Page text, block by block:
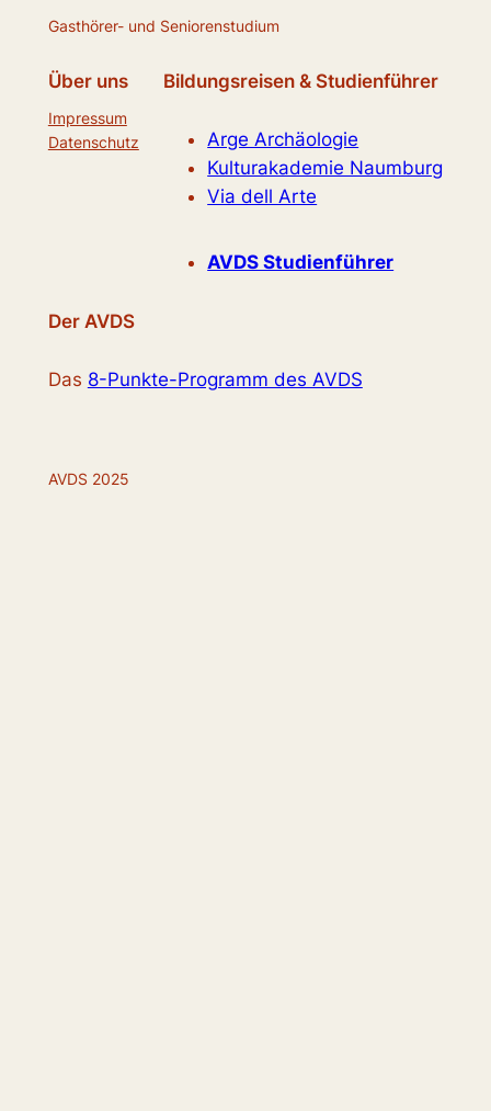
Gasthörer- und Seniorenstudium
Über uns
Impressum
Datenschutz
Bildungsreisen & Studienführer
Arge Archäologie
Kulturakademie Naumburg
Via dell Arte
AVDS Studienführer
Der AVDS
Das 8-Punkte-Programm des AVDS
AVDS 2025